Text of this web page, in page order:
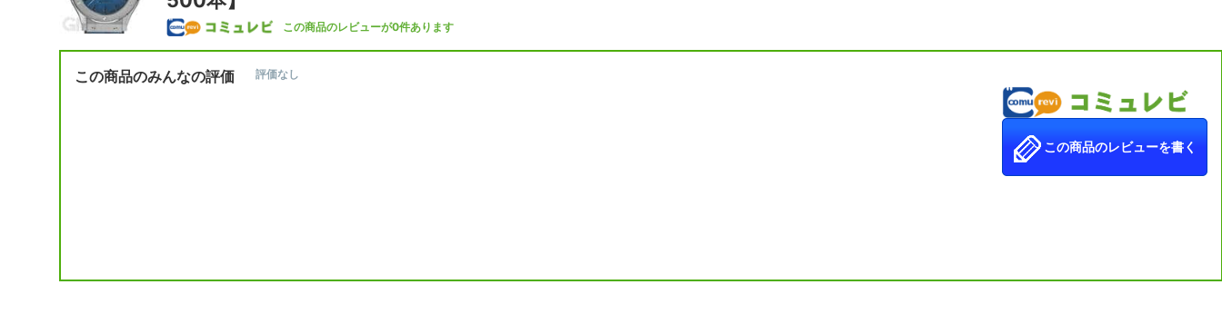
この商品のレビューが0件あります
この商品のみんなの評価 評価なし
この商品のレビューを書く